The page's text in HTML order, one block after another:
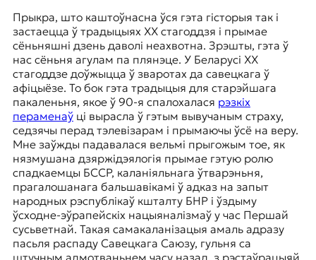
Прыкра, што каштоўнасна ўся гэта гісторыя так і
застаецца ў традыцыях XX стагоддзя і прымае
сёньняшні дзень даволі неахвотна. Зрэшты, гэта ў
нас сёньня агулам па плянэце. У Беларусі XX
стагоддзе доўжыцца ў зваротах да савецкага ў
афіцыёзе. То бок гэта традыцыя для старэйшага
пакаленьня, якое ў 90-я спалохалася рэзкіх
пераменаўці вырасла ў гэтым вывучаным страху,
седзячы перад тэлевізарам і прымаючы ўсё на веру.
Мне заўжды падавалася вельмі прыгожым тое, як
нязмушана дзяржідэялогія прымае гэтую ролю
спадкаемцы БССР, каланіяльнага ўтварэньня,
прагалошанага бальшавікамі ў адказ на запыт
народных рэспублікаў кшталту БНР і ўздыму
ўсходне-эўрапейскіх нацыяналізмаў у час Першай
сусьветнай. Такая самакаланізацыя амаль адразу
пасьля распаду Савецкага Саюзу, гульня са